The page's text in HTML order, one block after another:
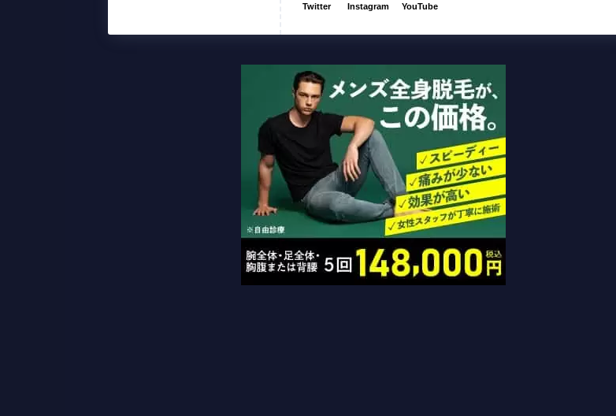
Twitter Instagram YouTube